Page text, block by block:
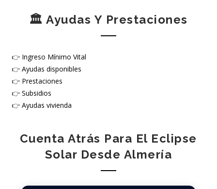
🏛️ Ayudas Y Prestaciones
👉 Ingreso Mínimo Vital
👉 Ayudas disponibles
👉 Prestaciones
👉 Subsidios
👉 Ayudas vivienda
Cuenta Atrás Para El Eclipse
Solar Desde Almería